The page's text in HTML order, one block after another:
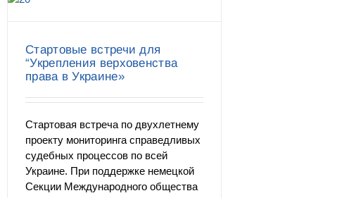
Стартовые встречи для
“Укрепления верховенства
права в Украине»
Стартовая встреча по двухлетнему
проекту мониторинга справедливых
судебных процессов по всей
Украине. При поддержке немецкой
Секции Международного общества